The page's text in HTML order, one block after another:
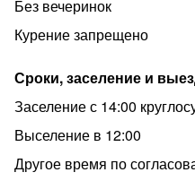
-Мы принимаем гостей с
подтверждает высокий
отзывы гостей.
-Уважаемые гости, если у
проживание зависят от
Без вечеринок
Курение запрещено
Сроки, заселение и
Заселение с 14:00
Выселение в 12:00
Другое время по